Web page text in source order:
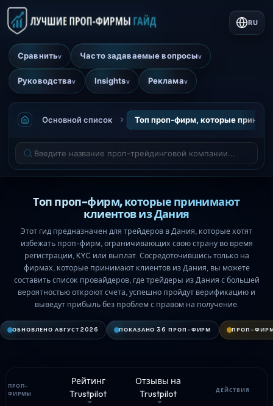
Сравнитьv Часто задаваемые вопросыv
Руководстваv Insightsv Рекламаv
RU
Основной список Топ проп-фирм, которые
Топ проп-фирм, которые принимают
клиентов из Дания
Этот гид предназначен для трейдеров в Дания, которые хотят
избежать проп-фирм, ограничивающих свою страну во время
регистрации, KYC или выплат. Сосредоточившись только на
фирмах, которые принимают клиентов из Дания, вы можете
составить список провайдеров, где трейдеры из Дания с большей
вероятностью откроют счета, успешно пройдут верификацию и
выведут прибыль без проблем с правом на получение.
ОБНОВЛЕНО АВГУСТ 2026 ПОКАЗАНО 36 ПРОП-ФИРМ ПРОП-
ПРОП-
ФИРМЫ
Рейтинг
Trustpilot
Отзывы на
Trustpilot
ДЕЙСТВИЯ